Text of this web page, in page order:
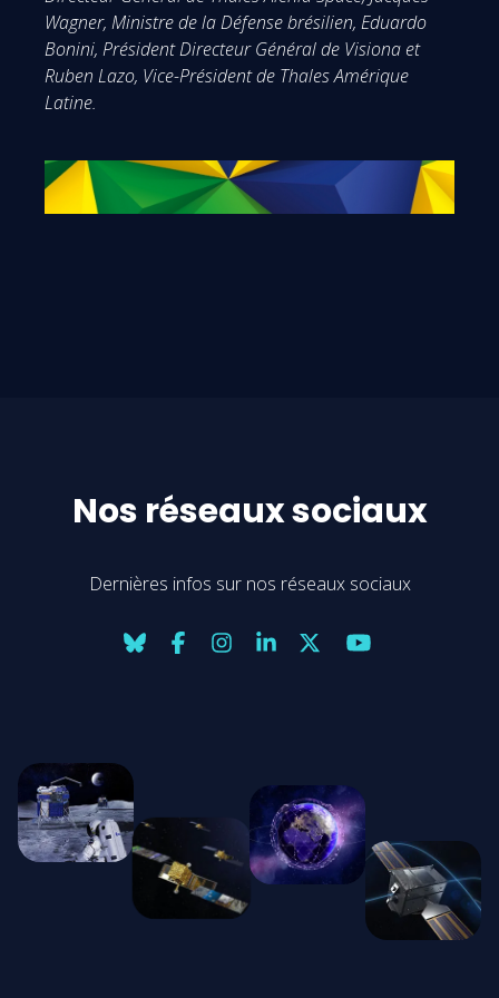
Wagner, Ministre de la Défense brésilien, Eduardo
Bonini, Président Directeur Général de Visiona et
Ruben Lazo, Vice-Président de Thales Amérique
Latine.
Nos réseaux sociaux
Dernières infos sur nos réseaux sociaux